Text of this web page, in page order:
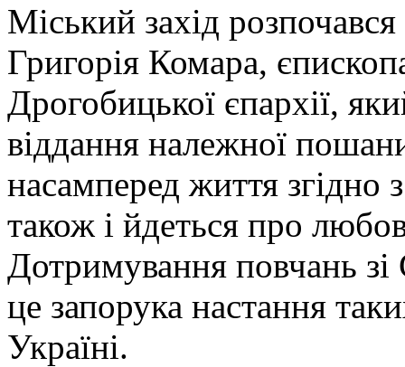
Міський захід
Григорія Комара,
Дрогобицької єпархії,
віддання належної
насамперед життя
також і йдеться про
Дотримування повчань
це запорука настання
Україні.